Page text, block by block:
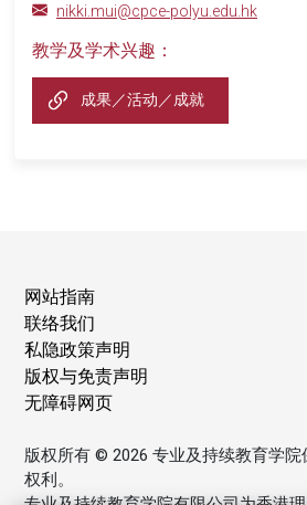
nikki.mui@cpce-polyu.edu.hk
教学及学术兴趣：
成果／活动／成就
网站指南
联络我们
私隐政策声明
版权与免责声明
无障碍网页
版权所有 © 2026 专业及持续教育学院
权利。